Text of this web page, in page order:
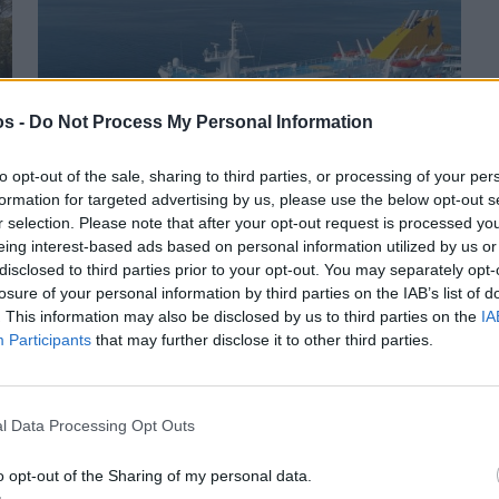
- Do Not Process My Personal Information
opt-out of the sale, sharing to third parties, or processing of your
for targeted advertising by us, please use the below opt-out
selection. Please note that after your opt-out request is processed
interest-based ads based on personal information utilized by us
to third parties prior to your opt-out. You may separately
of your personal information by third parties on the IAB’s list of
This information may also be disclosed by us to third parties on the
Participants that may further disclose it to other third parties.
Data Processing Opt Outs
opt-out of the Sharing of my personal data.
Πριν 5 χρόνια
Στο Λαύριο το "Blue Star Chios" με μετανάστες
από το Ανατολικό Αιγαίο